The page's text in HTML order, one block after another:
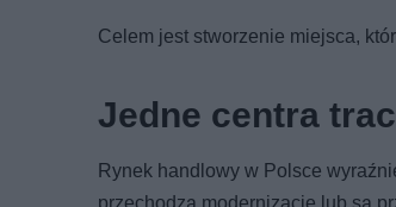
Celem jest stworzenie miejsca,
Jedne centra
Rynek handlowy w Polsce